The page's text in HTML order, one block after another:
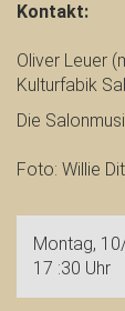
Kontakt:
Oliver Leuer
Kulturfabik
Die
Foto: Willie
Montag,
17 :30 Uhr